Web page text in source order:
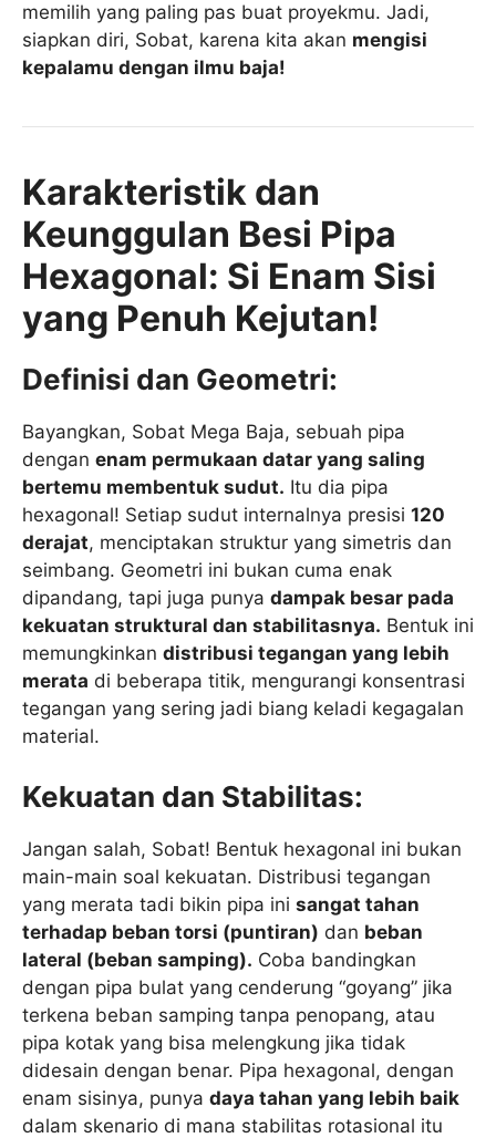
memilih yang paling pas buat proyekmu. Jadi,
siapkan diri, Sobat, karena kita akan mengisi
kepalamu dengan ilmu baja!
Karakteristik dan
Keunggulan Besi Pipa
Hexagonal: Si Enam Sisi
yang Penuh Kejutan!
Definisi dan Geometri:
Bayangkan, Sobat Mega Baja, sebuah pipa
dengan enam permukaan datar yang saling
bertemu membentuk sudut. Itu dia pipa
hexagonal! Setiap sudut internalnya presisi 120
derajat, menciptakan struktur yang simetris dan
seimbang. Geometri ini bukan cuma enak
dipandang, tapi juga punya dampak besar pada
kekuatan struktural dan stabilitasnya. Bentuk ini
memungkinkan distribusi tegangan yang lebih
merata di beberapa titik, mengurangi konsentrasi
tegangan yang sering jadi biang keladi kegagalan
material.
Kekuatan dan Stabilitas:
Jangan salah, Sobat! Bentuk hexagonal ini bukan
main-main soal kekuatan. Distribusi tegangan
yang merata tadi bikin pipa ini sangat tahan
terhadap beban torsi (puntiran) dan beban
lateral (beban samping). Coba bandingkan
dengan pipa bulat yang cenderung “goyang” jika
terkena beban samping tanpa penopang, atau
pipa kotak yang bisa melengkung jika tidak
didesain dengan benar. Pipa hexagonal, dengan
enam sisinya, punya daya tahan yang lebih baik
dalam skenario di mana stabilitas rotasional itu